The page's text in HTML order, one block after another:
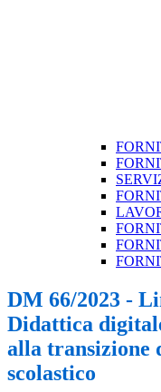
DM 66/2023 -
Didattica
alla transizione
scolastico